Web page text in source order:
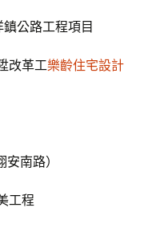
鎮公路工程項目
改革工樂齡住宅設計
南路）
工程